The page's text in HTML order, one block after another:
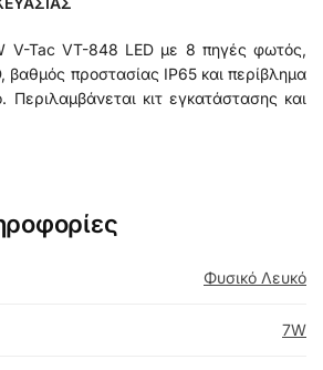
V-Tac VT-848 LED με 8 πηγές φωτός,
βαθμός προστασίας IP65 και περίβλημα
Περιλαμβάνεται κιτ εγκατάστασης και
Φυσικό Λευκό
7W